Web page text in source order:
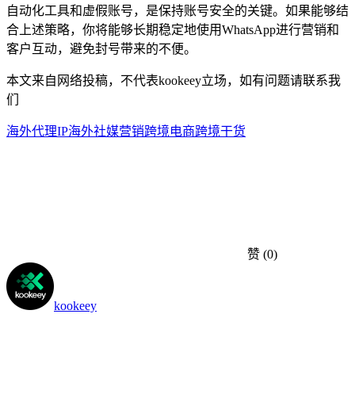
自动化工具和虚假账号，是保持账号安全的关键。如果能够结
合上述策略，你将能够长期稳定地使用WhatsApp进行营销和
客户互动，避免封号带来的不便。
本文来自网络投稿，不代表kookeey立场，如有问题请联系我
们
海外代理IP海外社媒营销跨境电商跨境干货
赞 (0)
kookeey